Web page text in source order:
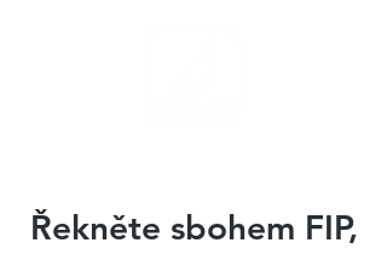
Řekněte sbohem FIP,